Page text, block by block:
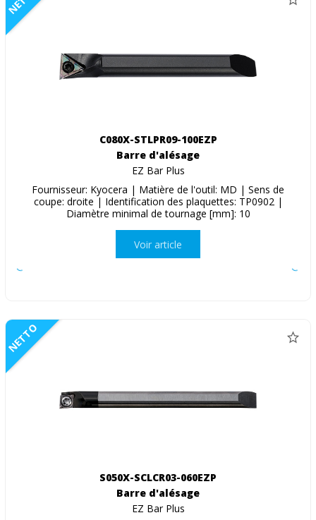
C080X-STLPR09-100EZP
Barre d'alésage
EZ Bar Plus
Fournisseur: Kyocera | Matière de l'outil: MD | Sens de
coupe: droite | Identification des plaquettes: TP0902 |
Diamètre minimal de tournage [mm]: 10
Voir article
NETTO
S050X-SCLCR03-060EZP
Barre d'alésage
EZ Bar Plus